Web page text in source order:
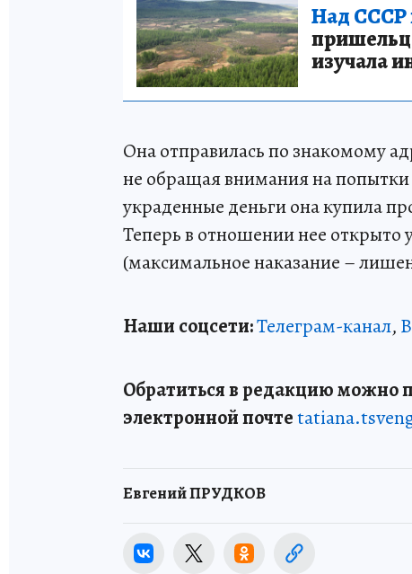
Над СССР
изучала
Она отправилась по знакомому
не обращая внимания на
украденные деньги она купила
Теперь в отношении нее открыто
(максимальное наказание –
Наши соцсети:Телеграм-канал,
Обратиться в редакцию можно
электронной почте
Евгений ПРУДКОВ